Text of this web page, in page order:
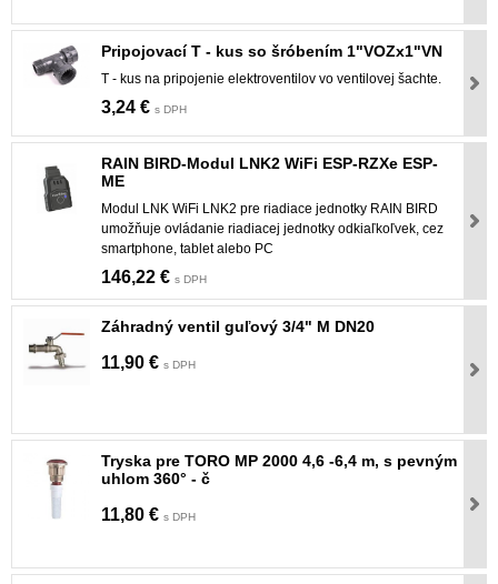
Pripojovací T - kus so šróbením 1"VOZx1"VN
T - kus na pripojenie elektroventilov vo ventilovej šachte.
3,24 € s DPH
RAIN BIRD-Modul LNK2 WiFi ESP-RZXe ESP-
ME
Modul LNK WiFi LNK2 pre riadiace jednotky RAIN BIRD
umožňuje ovládanie riadiacej jednotky odkiaľkoľvek, cez
smartphone, tablet alebo PC
146,22 € s DPH
Záhradný ventil guľový 3/4" M DN20
11,90 € s DPH
Tryska pre TORO MP 2000 4,6 -6,4 m, s pevným
uhlom 360° - č
11,80 € s DPH